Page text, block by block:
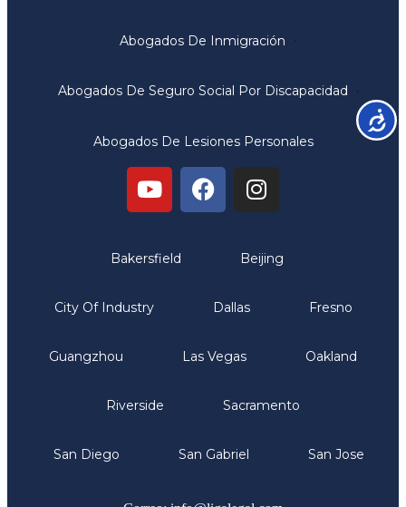
Abogados De Inmigración
Abogados De Seguro Social Por Discapacidad
Abogados De Lesiones Personales
Bakersfield Beijing
City Of Industry Dallas Fresno
Guangzhou Las Vegas Oakland
Riverside Sacramento
San Diego San Gabriel San Jose